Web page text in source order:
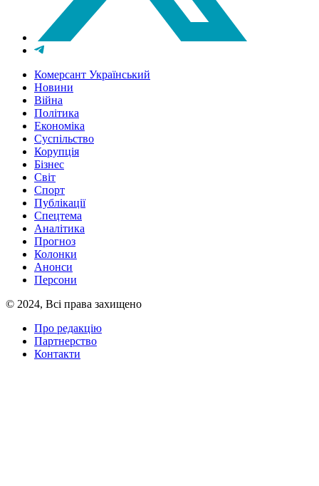
Комерсант Український
Новини
Війна
Політика
Економіка
Суспільство
Корупція
Бізнес
Світ
Спорт
Публікації
Спецтема
Аналітика
Прогноз
Колонки
Анонси
Персони
© 2024, Всі права захищено
Про редакцію
Партнерство
Контакти